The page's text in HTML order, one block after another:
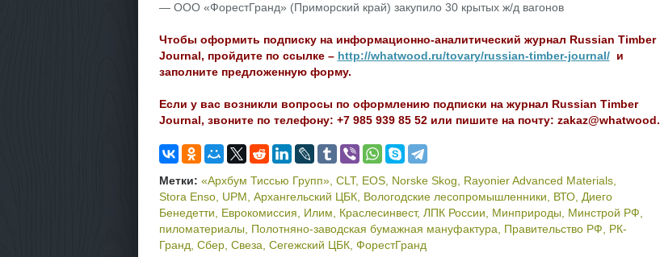
— ООО «ФорестГранд» (Приморский край) закупило 30 крытых ж/д вагонов
Чтобы оформить подписку на информационно-аналитический журнал Russian Timber
Journal, пройдите по ссылке – http://whatwood.ru/tovary/russian-timber-journal/и
заполните предложенную форму.
Если у вас возникли вопросы по оформлению подписки на журнал Russian Timber
Journal, звоните по телефону: +7 985 939 85 52 или пишите на почту: zakaz@whatwood.
Метки: «Архбум Тиссью Групп», CLT, EOS, Norske Skog Rayonier Advanced Materials,
Stora Enso, UPM Архангельский ЦБК, Вологодские лесопромышленники ВТО, Диего
Бенедетти
Еврокомиссия Илим Краслесинвест, ЛПК России Минприроды Минстрой РФ
пиломатериалы
Полотняно-заводская бумажная мануфактура Правительство РФ
РК-
Гранд Сбер, Свеза Сегежский ЦБК, ФорестГранд